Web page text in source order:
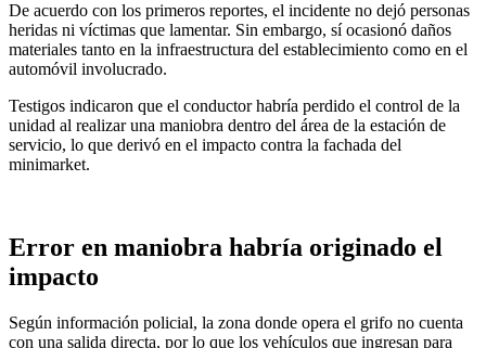
De acuerdo con los primeros reportes, el incidente no dejó personas
heridas ni víctimas que lamentar. Sin embargo, sí ocasionó daños
materiales tanto en la infraestructura del establecimiento como en el
automóvil involucrado.
Testigos indicaron que el conductor habría perdido el control de la
unidad al realizar una maniobra dentro del área de la estación de
servicio, lo que derivó en el impacto contra la fachada del
minimarket.
Error en maniobra habría originado el
impacto
Según información policial, la zona donde opera el grifo no cuenta
con una salida directa, por lo que los vehículos que ingresan para